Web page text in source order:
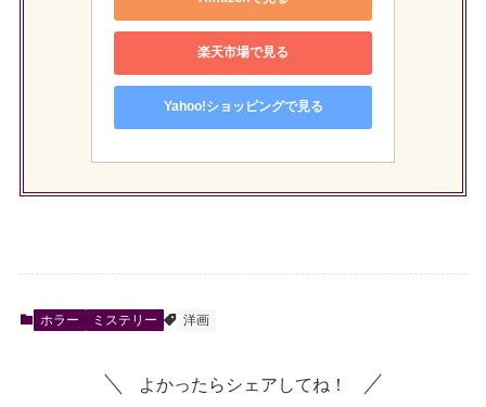
楽天市場で見る
Yahoo!ショッピングで見る
ホラー ミステリー 洋画
よかったらシェアしてね！